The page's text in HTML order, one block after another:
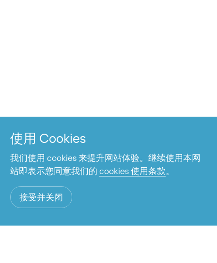
使用 Cookies
我们使用 cookies 来提升网站体验。继续使用本网
站即表示您同意我们的cookies 使用条款。
接受并关闭